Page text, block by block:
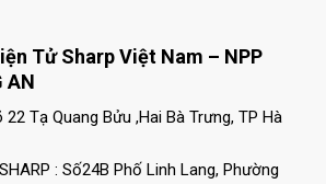
Tử Sharp Việt Nam – NPP
AN
Tạ Quang Bửu ,Hai Bà Trưng, TP Hà
: Số24B Phố Linh Lang, Phường